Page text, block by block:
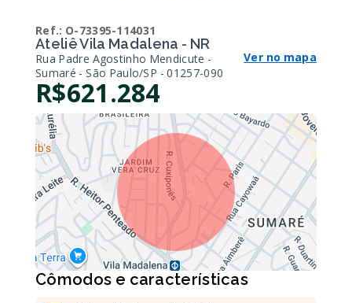
Ref.: O-73395-114031
Ateliê Vila Madalena - NR
Rua Padre Agostinho Mendicute -
Sumaré - São Paulo/SP - 01257-090
Ver no mapa
R$621.284
Cômodos e características